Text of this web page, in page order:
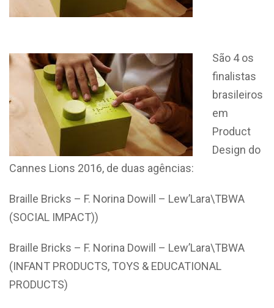
São 4 os
finalistas
brasileiros
em
Product
Design do
Cannes Lions 2016, de duas agências:
Braille Bricks – F. Norina Dowill – Lew’Lara\TBWA
(SOCIAL IMPACT))
Braille Bricks – F. Norina Dowill – Lew’Lara\TBWA
(INFANT PRODUCTS, TOYS & EDUCATIONAL
PRODUCTS)